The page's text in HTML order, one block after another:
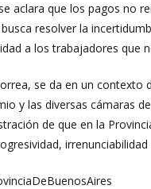
aclara que los pagos
resolver la
a los trabajadores
se da en un
y las diversas cámaras
de que en la